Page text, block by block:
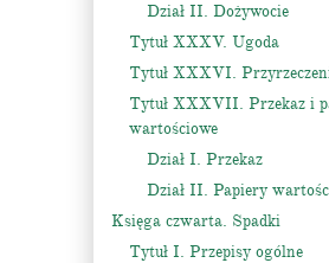
Dział II. Dożywocie
Tytuł XXXV. Ugoda
Tytuł XXXVI.
Tytuł XXXVII. Przekaz i
wartościowe
Dział I. Przekaz
Dział II. Papiery
Księga czwarta. Spadki
Tytuł I. Przepisy ogólne